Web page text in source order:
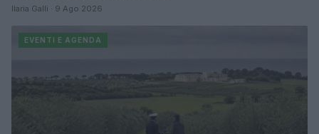
Ilaria Galli · 9 Ago 2026
EVENTI E AGENDA